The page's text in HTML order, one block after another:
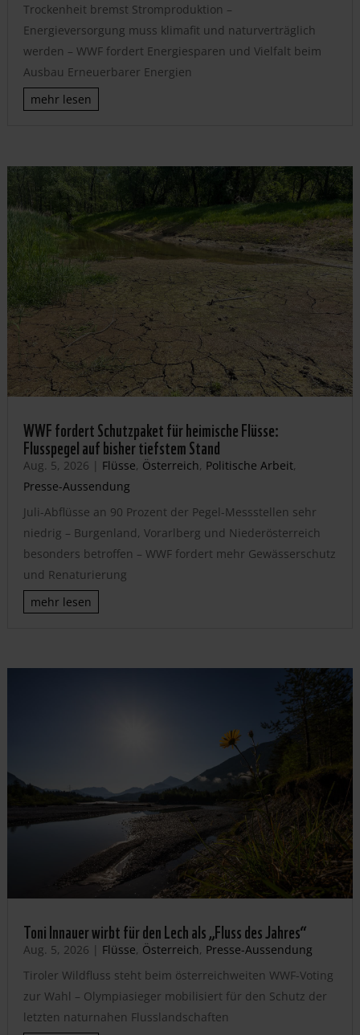
Trockenheit bremst Stromproduktion –
Energieversorgung muss klimafit und naturverträglich
werden – WWF fordert Energiesparen und Vielfalt beim
Ausbau Erneuerbarer Energien
mehr lesen
WWF fordert Schutzpaket für heimische Flüsse:
Flusspegel auf bisher tiefstem Stand
Aug. 5, 2026 | Flüsse, Österreich, Politische Arbeit,
Presse-Aussendung
Juli-Abflüsse an 90 Prozent der Pegel-Messstellen sehr
niedrig – Burgenland, Vorarlberg und Niederösterreich
besonders betroffen – WWF fordert mehr Gewässerschutz
und Renaturierung
mehr lesen
Toni Innauer wirbt für den Lech als „Fluss des Jahres“
Aug. 5, 2026 | Flüsse, Österreich, Presse-Aussendung
Tiroler Wildfluss steht beim österreichweiten WWF-Voting
zur Wahl – Olympiasieger mobilisiert für den Schutz der
letzten naturnahen Flusslandschaften